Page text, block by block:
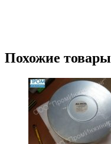
Похожие товары